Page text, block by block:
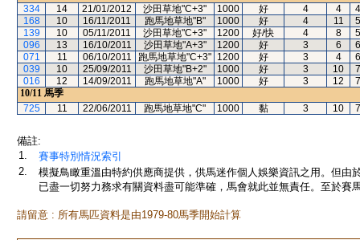
334
14 21/01/2012 沙田草地"C+3" 1000 好 4 4
168
10 16/11/2011 跑馬地草地"B" 1000 好 4 11
139
10 05/11/2011 沙田草地"C+3" 1200 好/快 4 8
096
13 16/10/2011 沙田草地"A+3" 1200 好 3 6
071
11 06/10/2011 跑馬地草地"C+3" 1200 好 3 4
039
10 25/09/2011 沙田草地"B+2" 1000 好 3 10
016
12 14/09/2011 跑馬地草地"A" 1000 好 3 12
10/11 馬季
725
11 22/06/2011 跑馬地草地"C" 1000 黏 3 10
備註:
1.
賽事特別情況索引
2.
模擬鳥瞰重溫由特約供應商提供，供馬迷作個人娛樂資訊之用。但
已盡一切努力務求有關資料盡可能準確，馬會就此並無責任。至於賽
請留意 : 所有馬匹資料是由1979-80馬季開始計算